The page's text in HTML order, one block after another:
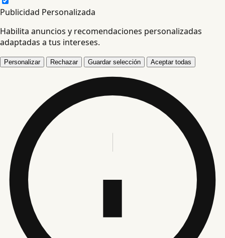
Publicidad Personalizada
Habilita anuncios y recomendaciones personalizadas
adaptadas a tus intereses.
Personalizar Rechazar Guardar selección Aceptar todas